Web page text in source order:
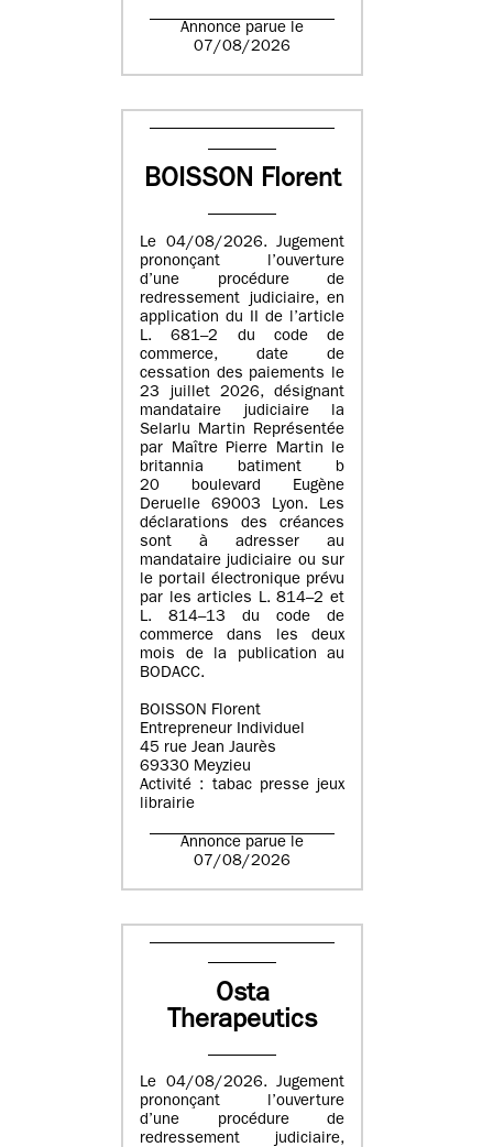
Annonce parue le
07/08/2026
BOISSON Florent
Le 04/08/2026. Jugement
prononçant l’ouverture
d’une procédure de
redressement judiciaire, en
application du II de l’article
L. 681–2 du code de
commerce, date de
cessation des paiements le
23 juillet 2026, désignant
mandataire judiciaire la
Selarlu Martin Représentée
par Maître Pierre Martin le
britannia batiment b
20 boulevard Eugène
Deruelle 69003 Lyon. Les
déclarations des créances
sont à adresser au
mandataire judiciaire ou sur
le portail électronique prévu
par les articles L. 814–2 et
L. 814–13 du code de
commerce dans les deux
mois de la publication au
BODACC.
BOISSON Florent
Entrepreneur Individuel
45 rue Jean Jaurès
69330 Meyzieu
Activité : tabac presse jeux
librairie
Annonce parue le
07/08/2026
Osta
Therapeutics
Le 04/08/2026. Jugement
prononçant l’ouverture
d’une procédure de
redressement judiciaire,